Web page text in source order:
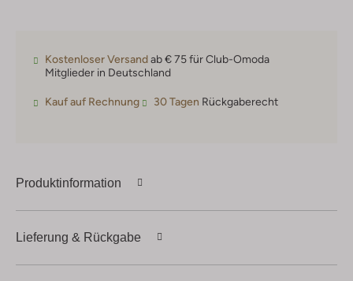
Kostenloser Versandab € 75 für Club-Omoda
Mitglieder in Deutschland
Kauf auf Rechnung 30 Tagen Rückgaberecht
Produktinformation
Lieferung & Rückgabe